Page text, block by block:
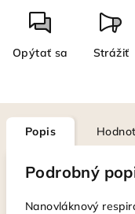
Opýtať sa Strážiť
Popis
Podrobný
Nanovláknový